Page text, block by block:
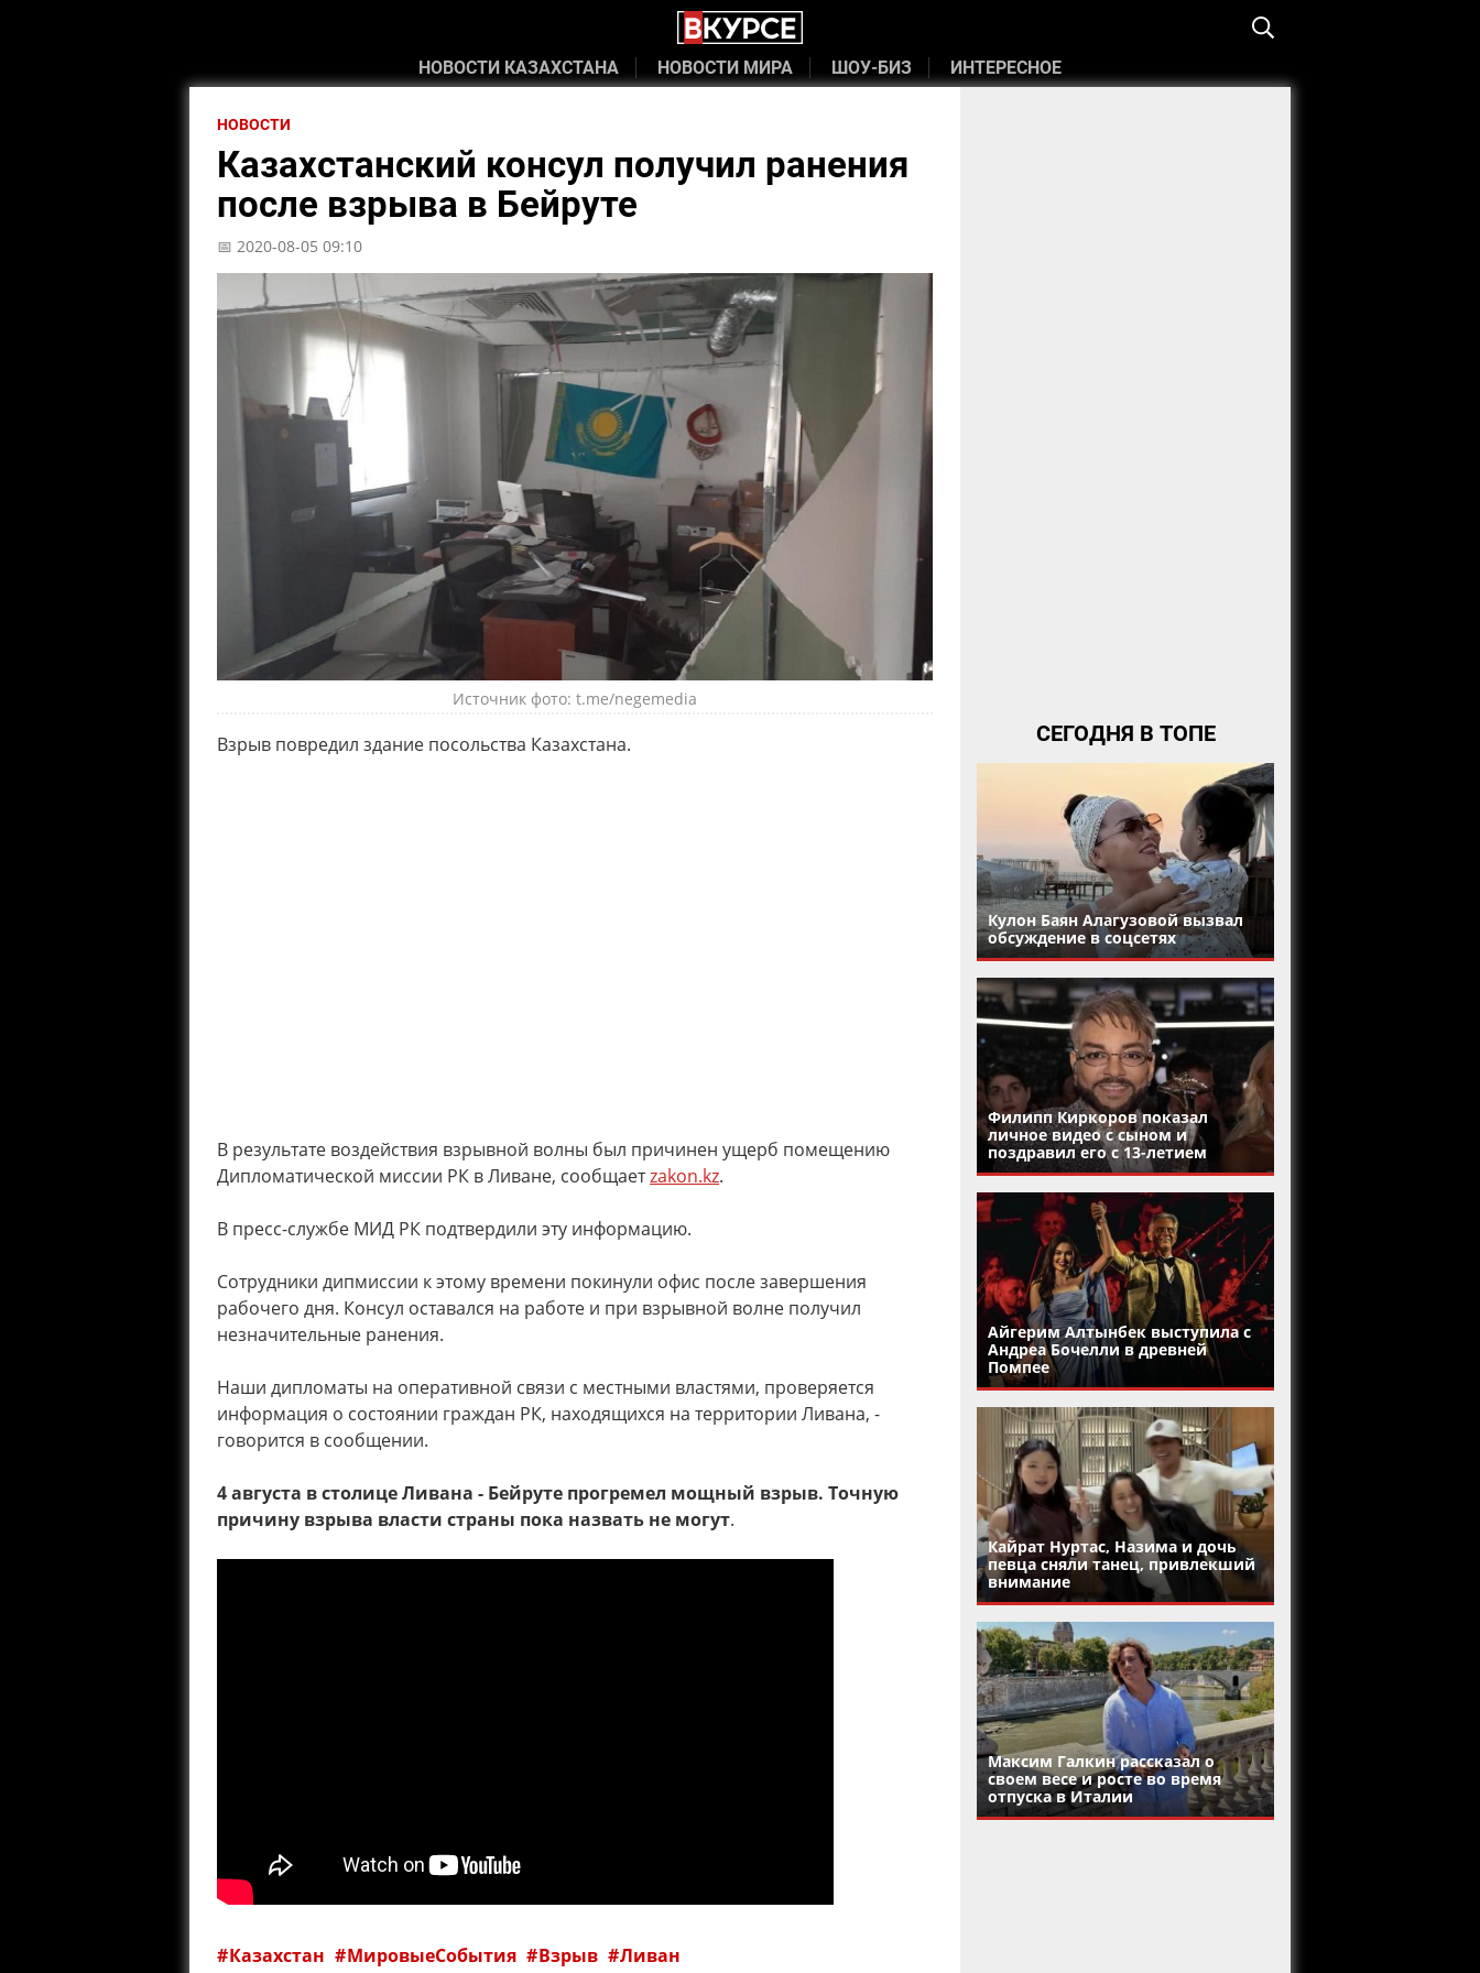
НОВОСТИ КАЗАХСТАНА НОВОСТИ МИРА ШОУ-БИЗ ИНТЕРЕСНОЕ
НОВОСТИ
Казахстанский консул получил ранения
после взрыва в Бейруте
📅 2020-08-05 09:10
Источник фото: t.me/negemedia
Взрыв повредил здание посольства Казахстана.
В результате воздействия взрывной волны был причинен ущерб помещению
Дипломатической миссии РК в Ливане, сообщаетzakon.kz.
В пресс-службе МИД РК подтвердили эту информацию.
Сотрудники дипмиссии к этому времени покинули офис после завершения
рабочего дня. Консул оставался на работе и при взрывной волне получил
незначительные ранения.
Наши дипломаты на оперативной связи с местными властями, проверяется
информация о состоянии граждан РК, находящихся на территории Ливана, -
говорится в сообщении.
4 августа в столице Ливана - Бейруте прогремел мощный взрыв. Точную
причину взрыва власти страны пока назвать не могут.
Казахстан МировыеСобытия Взрыв Ливан
СЕГОДНЯ В ТОПЕ
Кулон Баян Алагузовой вызвал
обсуждение в соцсетях
Филипп Киркоров показал
личное видео с сыном и
поздравил его с 13-летием
Айгерим Алтынбек выступила с
Андреа Бочелли в древней
Помпее
Кайрат Нуртас, Назима и дочь
певца сняли танец, привлекший
внимание
Максим Галкин рассказал о
своем весе и росте во время
отпуска в Италии